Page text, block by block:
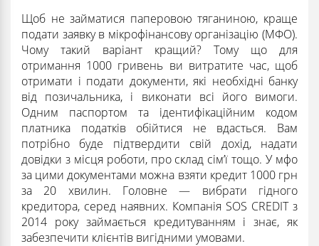
Щоб не займатися паперовою тяганиною, краще
подати заявку в мікрофінансову організацію (МФО).
Чому такий варіант кращий? Тому що для
отримання 1000 гривень ви витратите час, щоб
отримати і подати документи, які необхідні банку
від позичальника, і виконати всі його вимоги.
Одним паспортом та ідентифікаційним кодом
платника податків обійтися не вдасться. Вам
потрібно буде підтвердити свій дохід, надати
довідки з місця роботи, про склад сім’ї тощо. У мфо
за цими документами можна взяти кредит 1000 грн
за 20 хвилин. Головне — вибрати гідного
кредитора, серед наявних. Компанія SOS CREDIT з
2014 року займається кредитуванням і знає, як
забезпечити клієнтів вигідними умовами.